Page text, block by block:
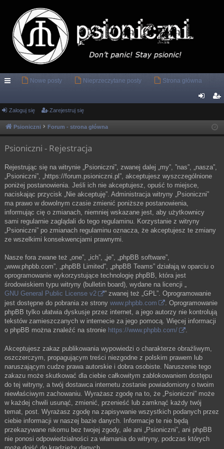
ce
Nowe posty Nieprzeczytane posty Strona główna
ę
ej
Zaloguj się Zarejestruj się
Psioniczni Forum - strona główna
Psioniczni - Rejestracja
Rejestrując się na witrynie „Psioniczni”, zwanej dalej „my”, ”nas”, „nasza”,
„Psioniczni”, „https://forum.psioniczni.pl”, akceptujesz wyszczególnione
poniżej postanowienia. Jeśli ich nie akceptujesz, opuść to miejsce,
naciskając przycisk „Nie akceptuję”. Administracja witryny „Psioniczni”
ma prawo w dowolnym czasie zmienić poniższe postanowienia,
informując cię o zmianach, niemniej wskazane jest, aby użytkownicy
sami regularnie zaglądali do tego regulaminu. Korzystanie z witryny
„Psioniczni” po zmianach regulaminu oznacza, że akceptujesz te zmiany
ze wszelkimi konsekwencjami prawnymi.
Nasze fora zwane też „one”, „ich”, „je”, „phpBB software”,
„www.phpbb.com”, „phpBB Limited”, „phpBB Teams” działają w oparciu o
oprogramowanie wykorzystujące technologię phpBB, która jest
środowiskiem typu witryny (bulletin board), wydane na licencji „
GNU General Public License v2
” zwanej też „GPL”. Oprogramowanie
jest dostępne do pobrania ze strony www.phpbb.com
. Oprogramowanie
phpBB tylko ułatwia dyskusje przez internet, a jego autorzy nie kontrolują
tekstów zamieszczanych w internecie za jego pomocą. Więcej informacji
o phpBB można znaleźć na stronie https://www.phpbb.com/ .
Akceptujesz zakaz publikowania wypowiedzi o charakterze obraźliwym,
oszczerczym, propagującym treści niezgodne z polskim prawem lub
naruszającym cudze prawa autorskie i dobra osobiste. Naruszenie tego
zakazu może skutkować dla ciebie całkowitym zablokowaniem dostępu
do tej witryny, a twój dostawca internetu zostanie powiadomiony o twoim
niewłaściwym zachowaniu. Wyrażasz zgodę na to, że „Psioniczni” może
w każdej chwili usunąć, zmienić, przenieść lub zamknąć każdy twój
temat, post. Wyrażasz zgodę na zapisywanie wszystkich podanych przez
ciebie informacji w naszej bazie danych. Informacje te nie będą
przekazywane nikomu bez twojej zgody, ale ani „Psioniczni”, ani phpBB
nie ponosi odpowiedzialności za włamania do witryny, podczas których